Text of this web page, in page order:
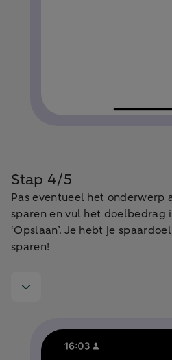
Stap 4/5
Pas eventueel het onderwerp
sparen en vul het doelbedrag
‘Opslaan’. Je hebt je
sparen!